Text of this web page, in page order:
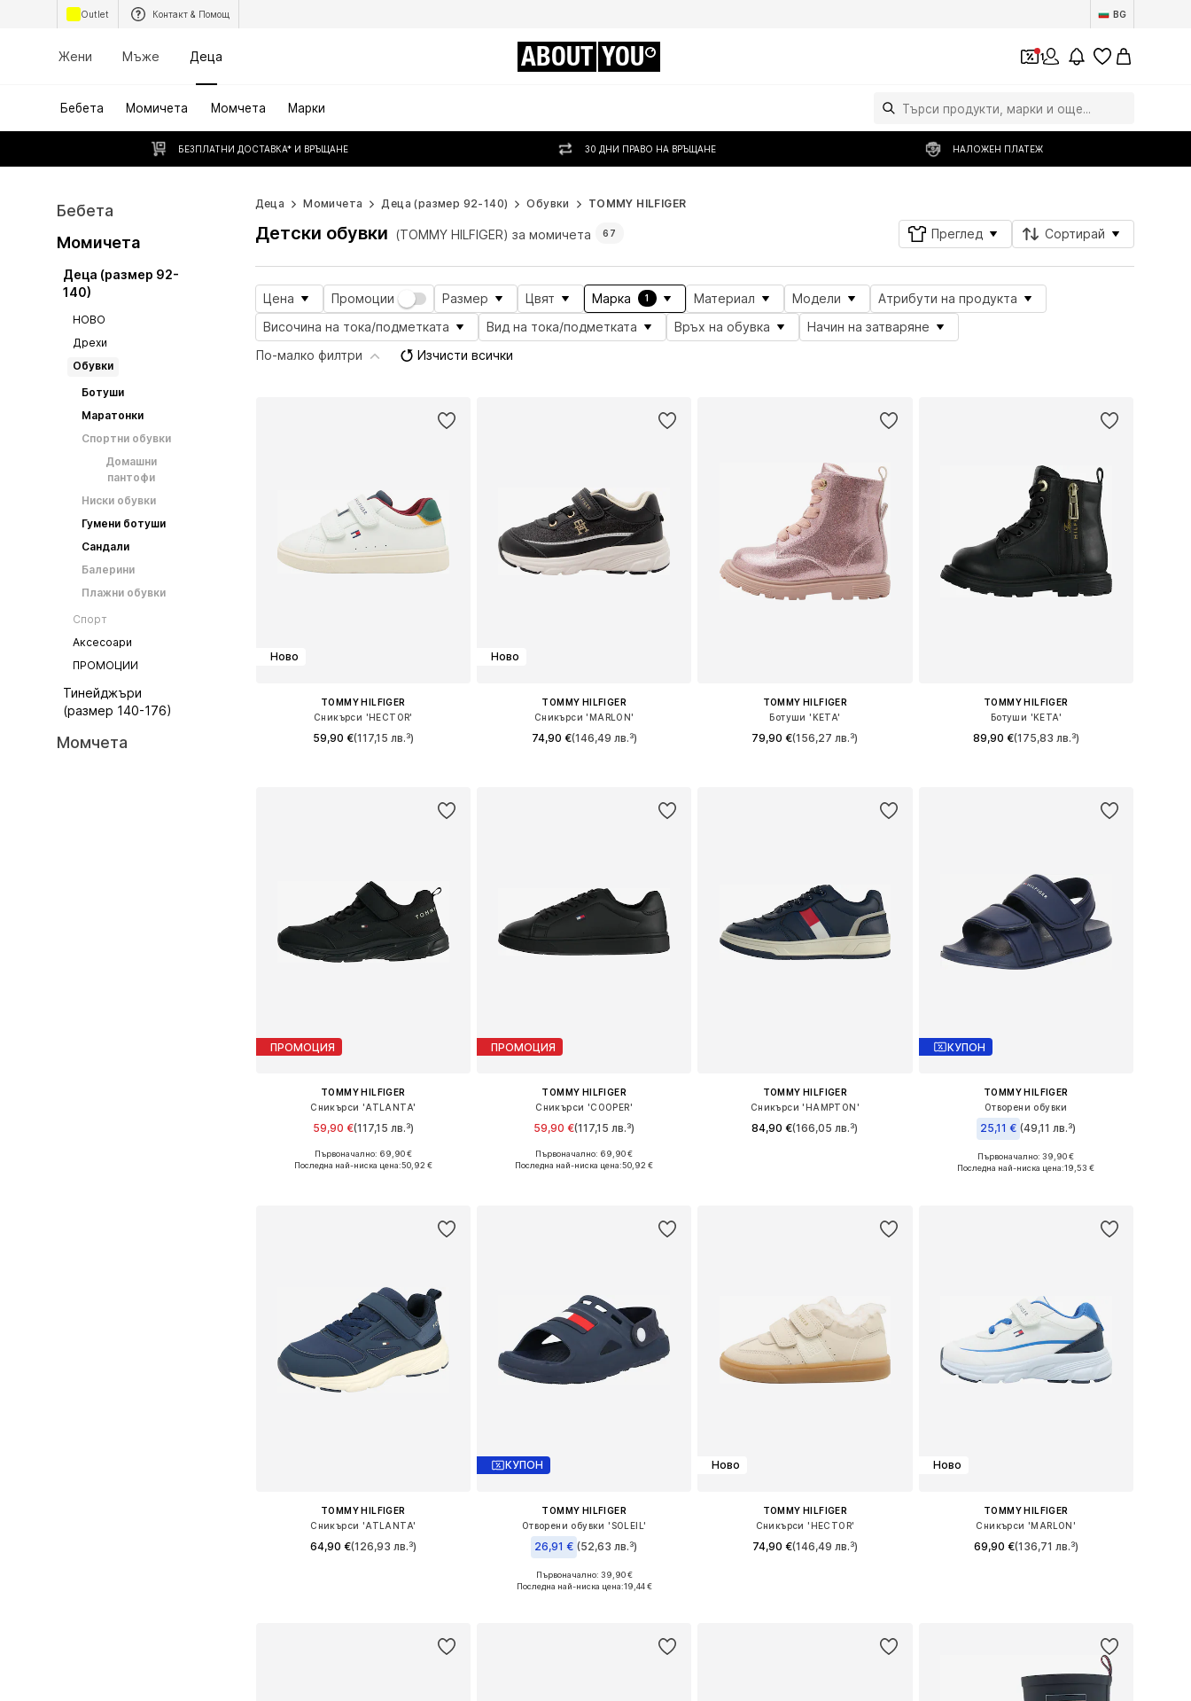
Outlet Контакт & Помощ BG
Жени Мъже Деца ABOUT YOU 1
Бебета Момичета Момчета Марки
БЕЗПЛАТНИ ДОСТАВКА* И ВРЪЩАНЕ 30 ДНИ ПРАВО НА ВРЪЩАНЕ НАЛОЖЕН ПЛАТЕЖ
Бебета
Момичета
Деца (размер 92-
140)
НОВО
Дрехи
Обувки
Ботуши
Маратонки
Спортни обувки
Домашни
пантофи
Ниски обувки
Гумени ботуши
Сандали
Балерини
Плажни обувки
Спорт
Аксесоари
ПРОМОЦИИ
Тинейджъри
(размер 140-176)
Момчета
Деца Момичета Деца (размер 92-140) Обувки TOMMY HILFIGER
Детски обувки (TOMMY HILFIGER) за момичета 67 Преглед Сортирай
Цена Промоции Размер Цвят Марка 1 Материал Модели
Атрибути на продукта
Височина на тока/подметката
Вид на тока/подметката Връх на обувка
Начин на затваряне
По-малко филтри
Изчисти всички
Ново
TOMMY HILFIGER
Сникърси 'HECTOR'
59,90 €(117,15 лв.³)
Ново
TOMMY HILFIGER
Сникърси 'MARLON'
74,90 €(146,49 лв.³)
TOMMY HILFIGER
Ботуши 'KETA'
79,90 €(156,27 лв.³)
TOMMY HILFIGER
Ботуши 'KETA'
89,90 €(175,83 лв.³)
ПРОМОЦИЯ
TOMMY HILFIGER
Сникърси 'ATLANTA'
59,90 €(117,15 лв.³)
Предлага се в много размери
Първоначално: 69,90 €
Последна най-ниска цена:50,92 €
ПРОМОЦИЯ
TOMMY HILFIGER
Сникърси 'COOPER'
59,90 €(117,15 лв.³)
Предлага се в много размери
Първоначално: 69,90 €
Последна най-ниска цена:50,92 €
TOMMY HILFIGER
Сникърси 'HAMPTON'
84,90 €(166,05 лв.³)
КУПОН
TOMMY HILFIGER
Отворени обувки
25,11 € (49,11 лв.³)
Налични размери: 25, 28, 29, 30
Първоначално: 39,90 €
Последна най-ниска цена:19,53 €
TOMMY HILFIGER
Сникърси 'ATLANTA'
64,90 €(126,93 лв.³)
КУПОН
TOMMY HILFIGER
Отворени обувки 'SOLEIL'
26,91 € (52,63 лв.³)
Налични размери: 22, 23, 25, 27, 29
Първоначално: 39,90 €
Последна най-ниска цена:19,44 €
Ново
TOMMY HILFIGER
Сникърси 'HECTOR'
74,90 €(146,49 лв.³)
Ново
TOMMY HILFIGER
Сникърси 'MARLON'
69,90 €(136,71 лв.³)